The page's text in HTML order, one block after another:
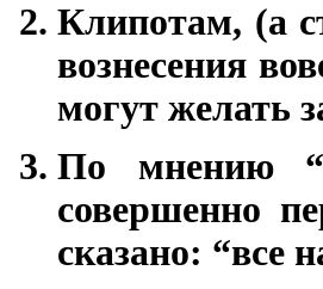
Клипотам, (а
вознесения
могут желать
По мнению
совершенно
сказано: “все